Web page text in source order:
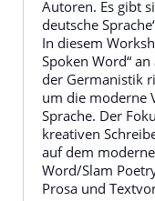
Autoren. Es gibt
deutsche
In diesem
Spoken Word“
der Germanistik
um die moderne
Sprache. Der
kreativen
auf dem
Word/Slam
Prosa und